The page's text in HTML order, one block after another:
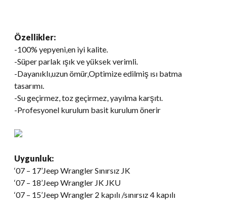
Özellikler:
-100% yepyeni,en iyi kalite.
-Süper parlak ışık ve yüksek verimli.
-Dayanıklı,uzun ömür,Optimize edilmiş ısı batma
tasarımı.
-Su geçirmez, toz geçirmez, yayılma karşıtı.
-Profesyonel kurulum basit kurulum önerir
Uygunluk:
‘07 – 17’Jeep Wrangler Sınırsız JK
‘07 – 18’Jeep Wrangler JK JKU
‘07 – 15’Jeep Wrangler 2 kapılı /sınırsız 4 kapılı